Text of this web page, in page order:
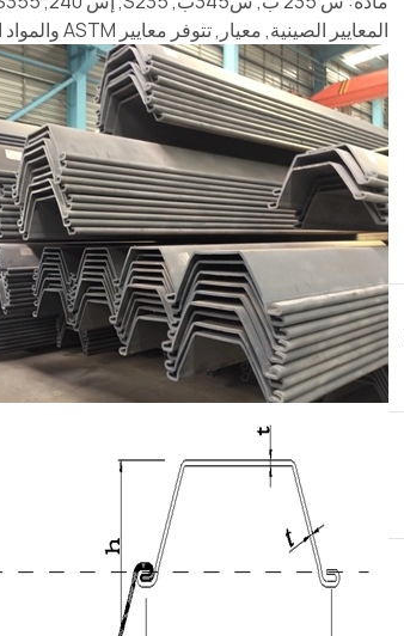
المعايير الصينية, معيار, تتوفر معايير ASTM والمواد القياسية الأخرى عند الطلب.